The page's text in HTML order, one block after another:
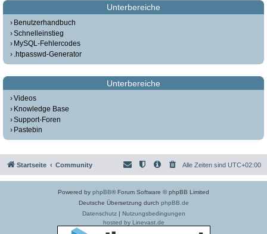
Unterbereiche
Benutzerhandbuch
Schnelleinstieg
MySQL-Fehlercodes
.htpasswd-Generator
Unterbereiche
Videos
Knowledge Base
Support-Foren
Pastebin
Startseite Community Alle Zeiten sind UTC+02:00
Powered by phpBB® Forum Software © phpBB Limited
Deutsche Übersetzung durch phpBB.de
Datenschutz| Nutzungsbedingungen
hosted by Linevast.de